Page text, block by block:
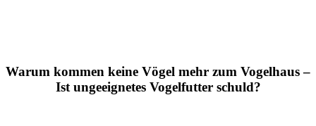
Warum kommen keine Vögel mehr zum Vogelhaus–
Ist ungeeignetes Vogelfutter schuld?